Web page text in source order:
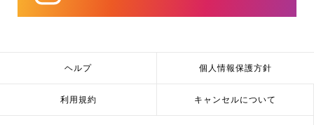
ヘルプ 個人情報保護方針
利用規約 キャンセルについて